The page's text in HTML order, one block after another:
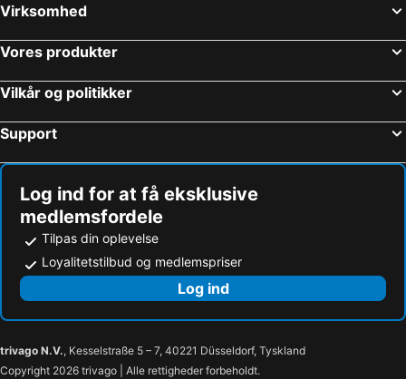
Virksomhed
Vores produkter
Vilkår og politikker
Support
Log ind for at få eksklusive
medlemsfordele
Tilpas din oplevelse
Loyalitetstilbud og medlemspriser
Log ind
trivago N.V., Kesselstraße 5 – 7, 40221 Düsseldorf, Tyskland
Copyright 2026 trivago | Alle rettigheder forbeholdt.